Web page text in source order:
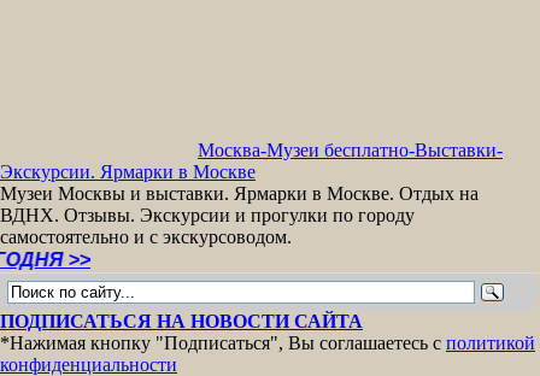
Москва-Музеи бесплатно-Выставки-
Экскурсии. Ярмарки в Москве
Музеи Москвы и выставки. Ярмарки в Москве. Отдых на
ВДНХ. Отзывы. Экскурсии и прогулки по городу
самостоятельно и с экскурсоводом.
ПОДПИСАТЬСЯ НА НОВОСТИ САЙТА
*Нажимая кнопку "Подписаться", Вы соглашаетесь с политикой
конфиденциальности